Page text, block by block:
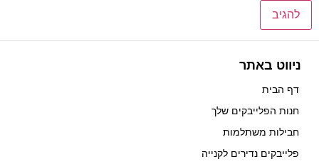
ניווט באתר
דף הבית
חנות הפלייבקים שלך
חבילות משתלמות
פלייבקים נדירים לקנייה